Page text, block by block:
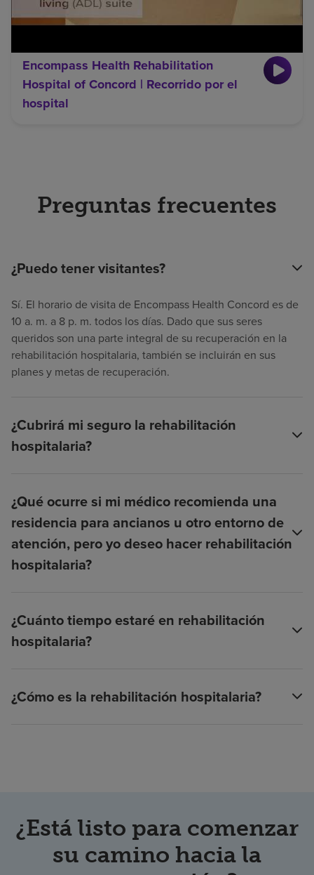
Encompass Health Rehabilitation
Hospital of Concord | Recorrido por el
hospital
Preguntas frecuentes
¿Puedo tener visitantes?
Sí. El horario de visita de Encompass Health Concord es de
10 a. m. a 8 p. m. todos los días. Dado que sus seres
queridos son una parte integral de su recuperación en la
rehabilitación hospitalaria, también se incluirán en sus
planes y metas de recuperación.
¿Cubrirá mi seguro la rehabilitación
hospitalaria?
¿Qué ocurre si mi médico recomienda una
residencia para ancianos u otro entorno de
atención, pero yo deseo hacer rehabilitación
hospitalaria?
¿Cuánto tiempo estaré en rehabilitación
hospitalaria?
¿Cómo es la rehabilitación hospitalaria?
¿Está listo para comenzar
su camino hacia la